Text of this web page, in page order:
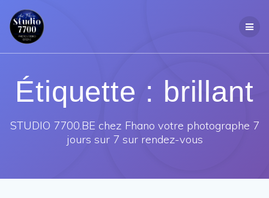
Étiquette : brillant
STUDIO 7700.BE chez Fhano votre photographe 7
jours sur 7 sur rendez-vous